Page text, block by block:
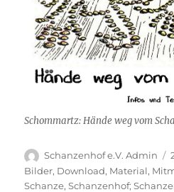
Schommartz: Hände weg vom
Autor
Schanzenhof e.V. Admin
Bilder, Download, Material,
Schanze,Schanzenhof;